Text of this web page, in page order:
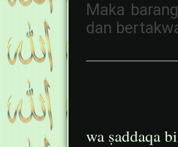
Maka
dan
wa ṣaddaqa